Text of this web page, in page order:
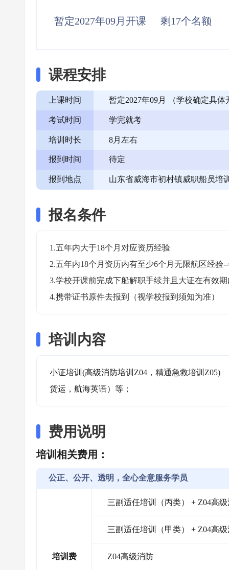
暂定2027年09月开课 剩17个名额
课程安排
上课时间 暂定2027年09月 （学校确定具
考试时间 学完就考
培训时长 8月左右
报到时间 待定
报到地点 山东省威海市初村镇威职船员培
报名条件
1.五年内大于18个月对应资历经验
2.五年内18个月资历内有至少6个月无限航区经验
3.学校开课前完成下船解职手续并且大证在有效
4.携带证书原件去报到（视学校报到须知为准）
培训内容
小证培训(高级消防培训Z04，精通急救培训Z05)
货运，航海英语）等；
费用说明
培训相关费用：
公正、公开、透明，全心全意服务学员
培训费
三副适任培训（丙类） + Z04高
三副适任培训（甲类） + Z04高
Z04高级消防